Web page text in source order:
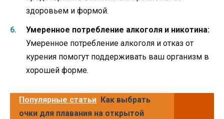
здоровьем и формой.
Умеренное потребление алкоголя и никотина:
Умеренное потребление алкоголя и отказ от
курения помогут поддерживать ваш организм в
хорошей форме.
Популярные статьи Как выбрать
очки для плавания на открытой